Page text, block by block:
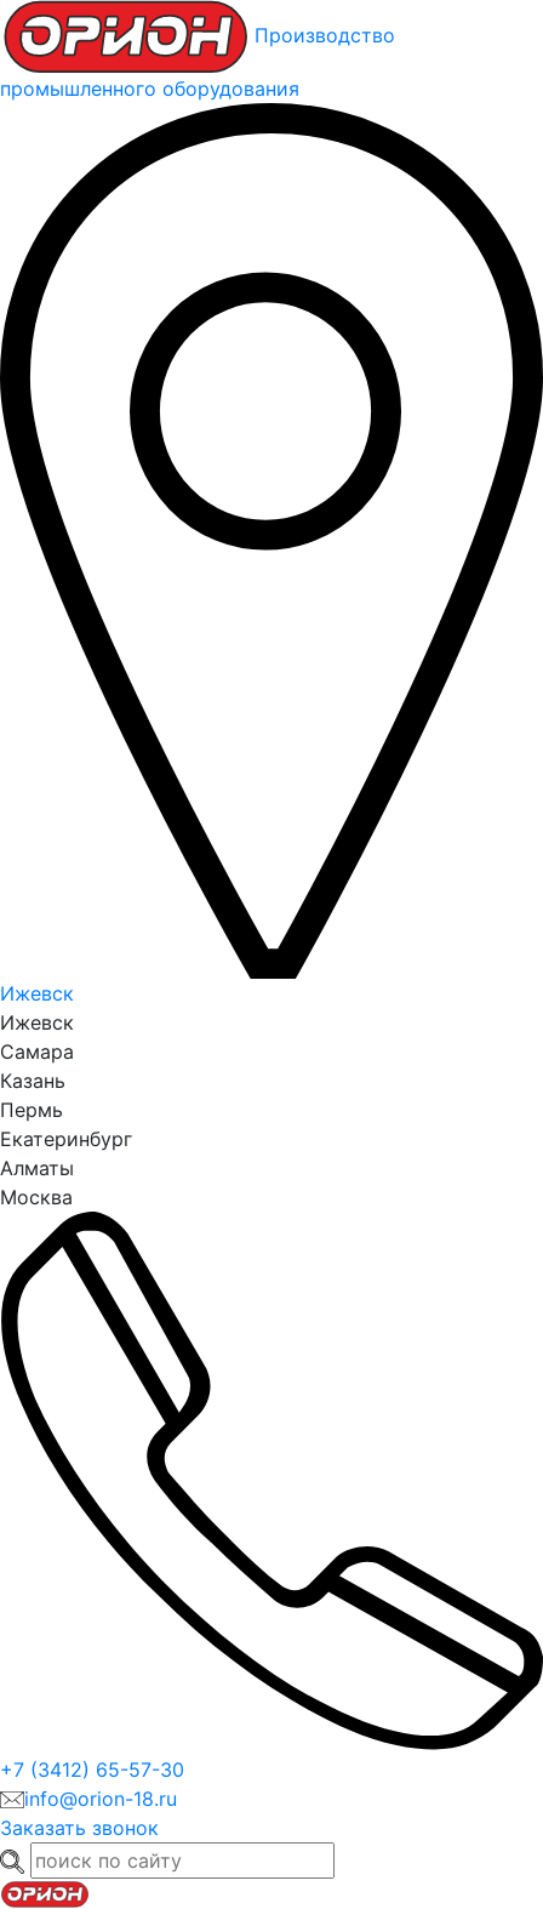
Производство
промышленного оборудования
Ижевск
Ижевск
Самара
Казань
Пермь
Екатеринбург
Алматы
Москва
+7 (3412) 65-57-30
info@orion-18.ru
Заказать звонок